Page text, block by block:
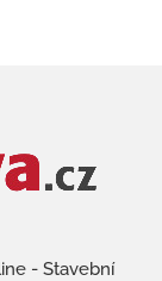
- Stavební